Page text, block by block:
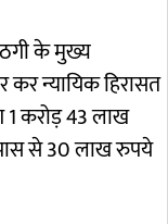
के मुख्य
न्यायिक हिरासत
करोड़ 43 लाख
से 30 लाख रुपये